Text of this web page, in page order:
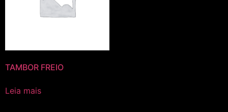
TAMBOR FREIO
Leia mais